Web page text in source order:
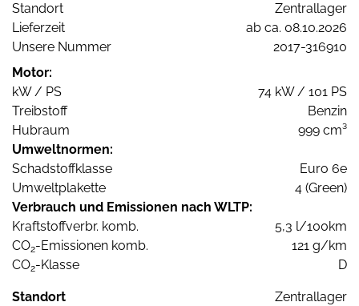
Standort
Zentrallager
Lieferzeit
ab ca. 08.10.2026
Unsere Nummer
2017-316910
Motor:
kW / PS
74 kW / 101 PS
Treibstoff
Benzin
Hubraum
999 cm³
Umweltnormen:
Schadstoffklasse
Euro 6e
Umweltplakette
4 (Green)
Verbrauch und Emissionen nach WLTP:
Kraftstoffverbr. komb.
5,3 l/100km
CO2-Emissionen komb.
121 g/km
CO2-Klasse D
Standort Zentrallager